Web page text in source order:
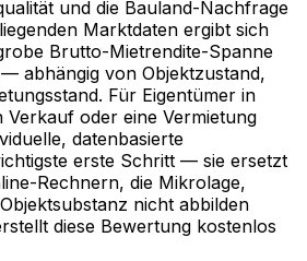
und die Bauland-Nachfrage
Markt­daten ergibt sich
Brutto-Mietrendite-Spanne
abhängig von Objektzustand,
Für Eigentümer in
Verkauf oder eine Vermietung
datenbasierte
erste Schritt — sie ersetzt
Rechnern, die Mikrolage,
nicht abbilden
diese Bewertung kostenlos